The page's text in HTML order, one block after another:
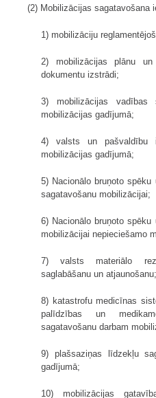
(2) Mobilizācijas sagatavošana
1) mobilizāciju
2) mobilizācijas plānu
dokumentu izstrādi;
3) mobilizācijas vadības
mobilizācijas gadījumā;
4) valsts un pašvaldību
mobilizācijas gadījumā;
5) Nacionālo bruņoto
sagatavošanu mobilizācijai;
6) Nacionālo bruņoto
mobilizācijai nepieciešamo
7) valsts materiālo
saglabāšanu un atjaunošanu;
8) katastrofu medicīnas
palīdzības un
sagatavošanu darbam
9) plašsaziņas līdzekļu
gadījumā;
10) mobilizācijas